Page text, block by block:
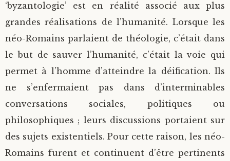
‘byzantologie’ est en réalité associé aux plus
grandes réalisations de l’humanité. Lorsque les
néo-Romains parlaient de théologie, c’était dans
le but de sauver l’humanité, c’était la voie qui
permet à l’homme d’atteindre la déification. Ils
ne s’enfermaient pas dans d’interminables
conversations sociales, politiques ou
philosophiques ; leurs discussions portaient sur
des sujets existentiels. Pour cette raison, les néo-
Romains furent et continuent d’être pertinents